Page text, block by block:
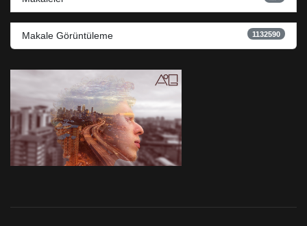
Makale Görüntüleme 1132590